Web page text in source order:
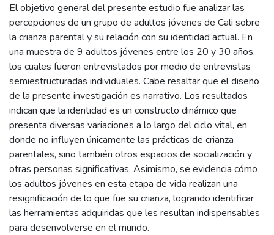
El objetivo general del presente estudio fue analizar las
percepciones de un grupo de adultos jóvenes de Cali sobre
la crianza parental y su relación con su identidad actual. En
una muestra de 9 adultos jóvenes entre los 20 y 30 años,
los cuales fueron entrevistados por medio de entrevistas
semiestructuradas individuales. Cabe resaltar que el diseño
de la presente investigación es narrativo. Los resultados
indican que la identidad es un constructo dinámico que
presenta diversas variaciones a lo largo del ciclo vital, en
donde no influyen únicamente las prácticas de crianza
parentales, sino también otros espacios de socialización y
otras personas significativas. Asimismo, se evidencia cómo
los adultos jóvenes en esta etapa de vida realizan una
resignificación de lo que fue su crianza, logrando identificar
las herramientas adquiridas que les resultan indispensables
para desenvolverse en el mundo.